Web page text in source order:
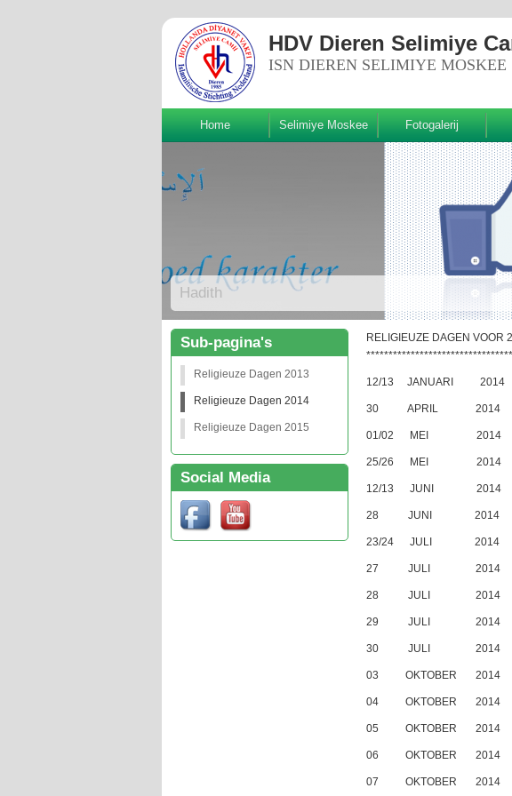
HDV Dieren Selimiye
ISN DIEREN SELIMIYE MOSKEE
Home Selimiye Moskee Fotogalerij
Volg ons!
Hadith
Sub-pagina's
Religieuze Dagen 2013
Religieuze Dagen 2014
Religieuze Dagen 2015
Social Media
RELIGIEUZE DAGEN VOOR
12/13 JANUARI 2014
30 APRIL 2014
01/02 MEI 2014
25/26 MEI 2014
12/13 JUNI 2014
28 JUNI 2014
23/24 JULI 2014
27 JULI 2014
28 JULI 2014
29 JULI 2014
30 JULI 2014
03 OKTOBER 2014
04 OKTOBER 2014
05 OKTOBER 2014
06 OKTOBER 2014
07 OKTOBER 2014